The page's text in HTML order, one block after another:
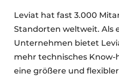
Leviat hat fast 3.000
Standorten weltweit. Als
Unternehmen bietet
mehr technisches Know-
eine größere und